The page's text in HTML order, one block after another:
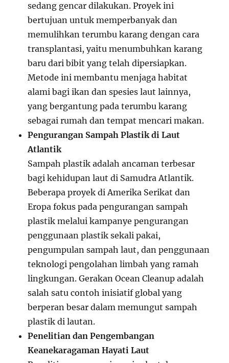
sedang gencar dilakukan. Proyek ini
bertujuan untuk memperbanyak dan
memulihkan terumbu karang dengan cara
transplantasi, yaitu menumbuhkan karang
baru dari bibit yang telah dipersiapkan.
Metode ini membantu menjaga habitat
alami bagi ikan dan spesies laut lainnya,
yang bergantung pada terumbu karang
sebagai rumah dan tempat mencari makan.
Pengurangan Sampah Plastik di Laut
Atlantik
Sampah plastik adalah ancaman terbesar
bagi kehidupan laut di Samudra Atlantik.
Beberapa proyek di Amerika Serikat dan
Eropa fokus pada pengurangan sampah
plastik melalui kampanye pengurangan
penggunaan plastik sekali pakai,
pengumpulan sampah laut, dan penggunaan
teknologi pengolahan limbah yang ramah
lingkungan. Gerakan Ocean Cleanup adalah
salah satu contoh inisiatif global yang
berperan besar dalam memungut sampah
plastik di lautan.
Penelitian dan Pengembangan
Keanekaragaman Hayati Laut